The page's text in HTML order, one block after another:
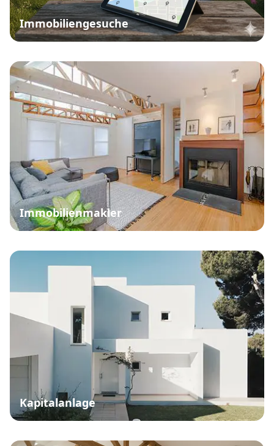
Immobiliengesuche
Immobilienmakler
Kapitalanlage